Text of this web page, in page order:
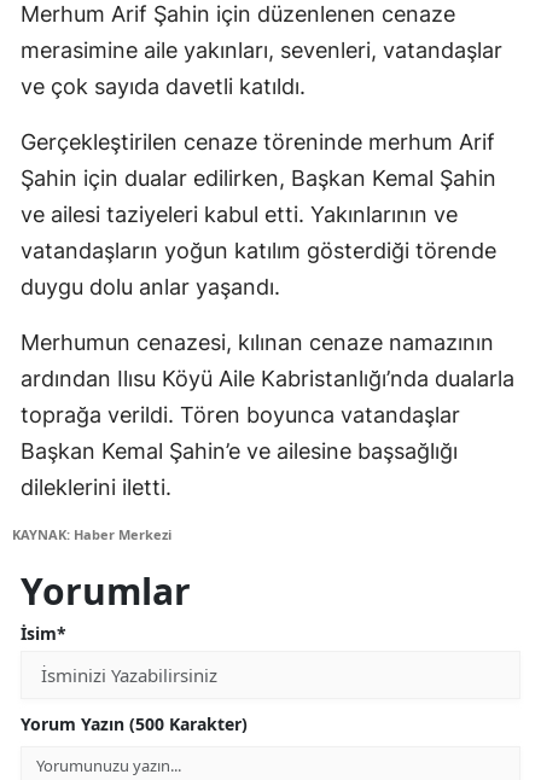
Merhum Arif Şahin için düzenlenen cenaze
merasimine aile yakınları, sevenleri, vatandaşlar
ve çok sayıda davetli katıldı.
Gerçekleştirilen cenaze töreninde merhum Arif
Şahin için dualar edilirken, Başkan Kemal Şahin
ve ailesi taziyeleri kabul etti. Yakınlarının ve
vatandaşların yoğun katılım gösterdiği törende
duygu dolu anlar yaşandı.
Merhumun cenazesi, kılınan cenaze namazının
ardından Ilısu Köyü Aile Kabristanlığı’nda dualarla
toprağa verildi. Tören boyunca vatandaşlar
Başkan Kemal Şahin’e ve ailesine başsağlığı
dileklerini iletti.
KAYNAK: Haber Merkezi
Yorumlar
İsim*
Yorum Yazın (500 Karakter)